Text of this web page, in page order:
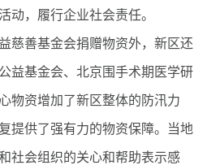
动，履行企业社会责任。
善基金会捐赠物资外，新区还
益基金会、北京围手术期医学研
物资增加了新区整体的防汛力
提供了强有力的物资保障。当地
社会组织的关心和帮助表示感